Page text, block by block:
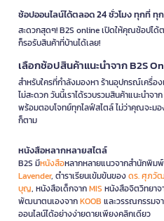
ช้อปออนไลน์ได้ตลอด 24 ชั่วโมง ทุกที่ ทุก
สะดวกสุดๆ! B2S online เปิดให้คุณช้อปไ
ก็รอรับสินค้าที่บ้านได้เลย!
เลือกช้อปสินค้าแนะนำจาก B2S
สำหรับใครที่กำลังมองหา ร้านอุปกรณ์เครื่อ
ไม่สะดวก วันนี้เราได้รวบรวมสินค้าแนะนำจ
พร้อมตอบโจทย์ทุกไลฟ์สไตล์ ไม่ว่าคุณจะม
ก็ตาม
หนังสือหลากหลายสไตล์
B2S มีหนังสือหลากหลายแนวจากสำนักพิม
Lavender, ตำราเรียนเข้มข้นของดร. ศุภวั
บุญ, หนังสือเด็กจากMIS หนังสือจิตวิทยาจ
พัฒนาตนเองจากKOOB และวรรณกรรมจ
ออนไลน์ได้อย่างง่ายดายเพียงคลิกเดียว